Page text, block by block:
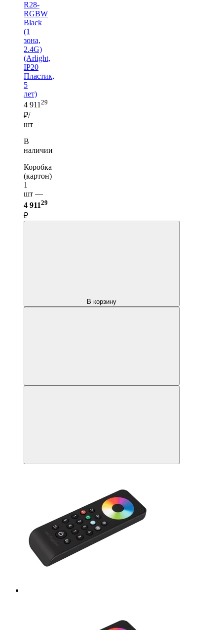
R28-
RGBW
Black
(1
зона,
2.4G)
(Arlight,
IP20
Пластик,
5
лет)
4 91129
₽/
шт
В
наличии
Коробка
(картон)
1
шт —
4 91129
₽
В корзину